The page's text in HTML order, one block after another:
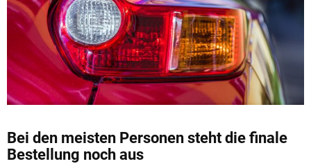
Bei den meisten Personen steht die finale
Bestellung noch aus